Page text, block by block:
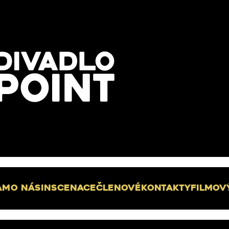
O násInscenaceČlenovéKontakty